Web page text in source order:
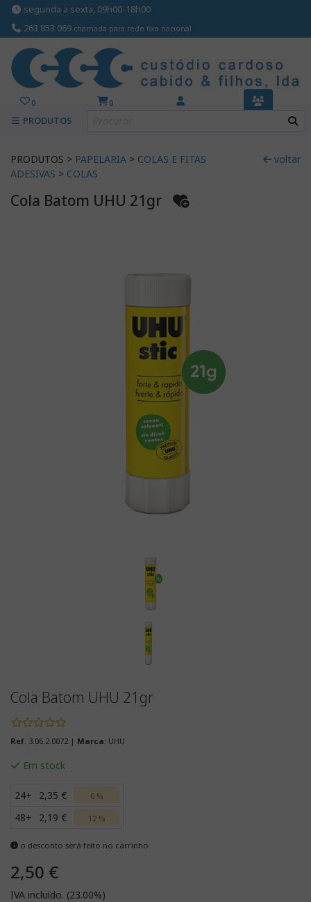
segunda a sexta, 09h00-18h00
263 853 069 chamada para rede fixa nacional
0 0
PRODUTOS
PRODUTOS > PAPELARIA > COLAS E FITAS
ADESIVAS > COLAS
voltar
Cola Batom UHU 21gr
Cola Batom UHU 21gr
Ref. 3.06.2.0072 | Marca: UHU
Em stock
24+ 2,35 € 6 %
48+ 2,19 € 12 %
o desconto será feito no carrinho
2,50 €
IVA incluído. (23.00%)